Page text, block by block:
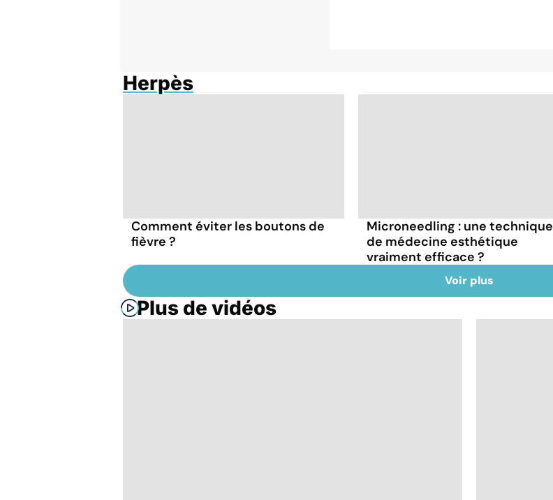
Herpès
Comment éviter les boutons de
fièvre ?
Microneedling : une technique
de médecine esthétique
vraiment efficace ?
Voir plus
Plus de vidéos